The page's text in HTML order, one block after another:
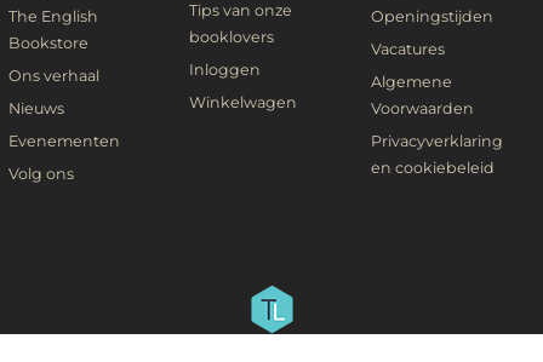
The English
Bookstore
Ons verhaal
Nieuws
Evenementen
Volg ons
Tips van onze
booklovers
Inloggen
Winkelwagen
Openingstijden
Vacatures
Algemene
Voorwaarden
Privacyverklaring
en cookiebeleid